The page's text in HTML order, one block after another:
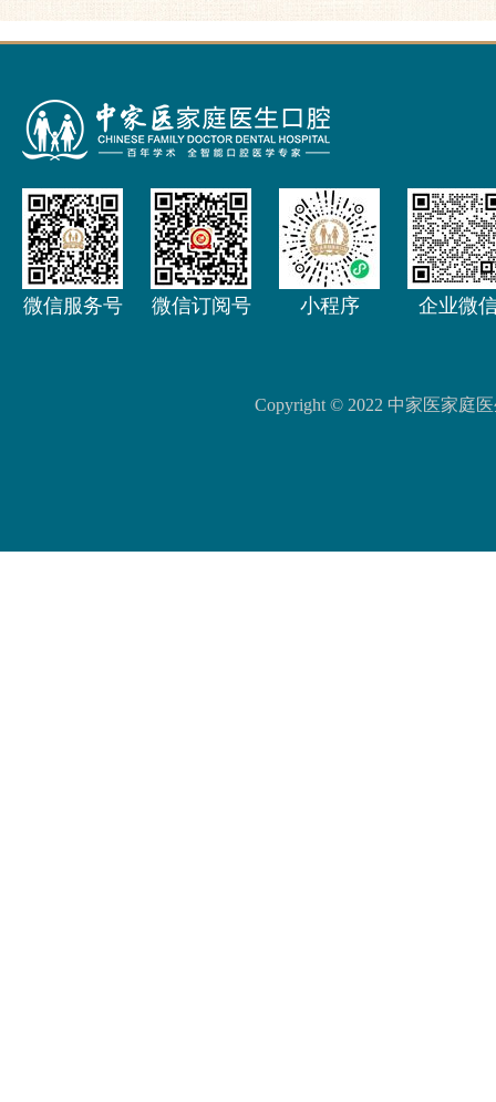
微信服务号 微信订阅号 小程序 企业微
Copyright © 2022 中家医家庭